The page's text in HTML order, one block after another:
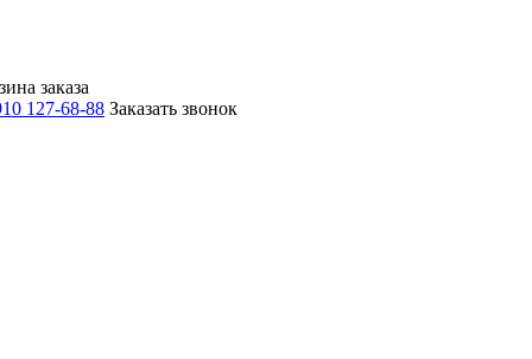
заказа
127-68-88 Заказать звонок